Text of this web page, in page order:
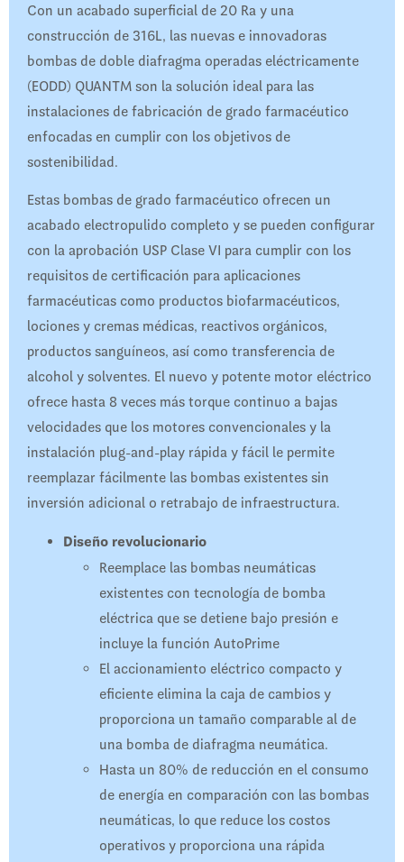
Con un acabado superficial de 20 Ra y una
construcción de 316L, las nuevas e innovadoras
bombas de doble diafragma operadas eléctricamente
(EODD) QUANTM son la solución ideal para las
instalaciones de fabricación de grado farmacéutico
enfocadas en cumplir con los objetivos de
sostenibilidad.
Estas bombas de grado farmacéutico ofrecen un
acabado electropulido completo y se pueden configurar
con la aprobación USP Clase VI para cumplir con los
requisitos de certificación para aplicaciones
farmacéuticas como productos biofarmacéuticos,
lociones y cremas médicas, reactivos orgánicos,
productos sanguíneos, así como transferencia de
alcohol y solventes. El nuevo y potente motor eléctrico
ofrece hasta 8 veces más torque continuo a bajas
velocidades que los motores convencionales y la
instalación plug-and-play rápida y fácil le permite
reemplazar fácilmente las bombas existentes sin
inversión adicional o retrabajo de infraestructura.
Diseño revolucionario
Reemplace las bombas neumáticas
existentes con tecnología de bomba
eléctrica que se detiene bajo presión e
incluye la función AutoPrime
El accionamiento eléctrico compacto y
eficiente elimina la caja de cambios y
proporciona un tamaño comparable al de
una bomba de diafragma neumática.
Hasta un 80% de reducción en el consumo
de energía en comparación con las bombas
neumáticas, lo que reduce los costos
operativos y proporciona una rápida